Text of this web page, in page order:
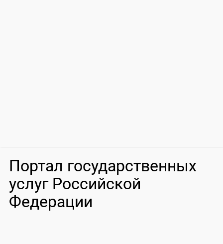
Портал государственных
услуг Российской
Федерации